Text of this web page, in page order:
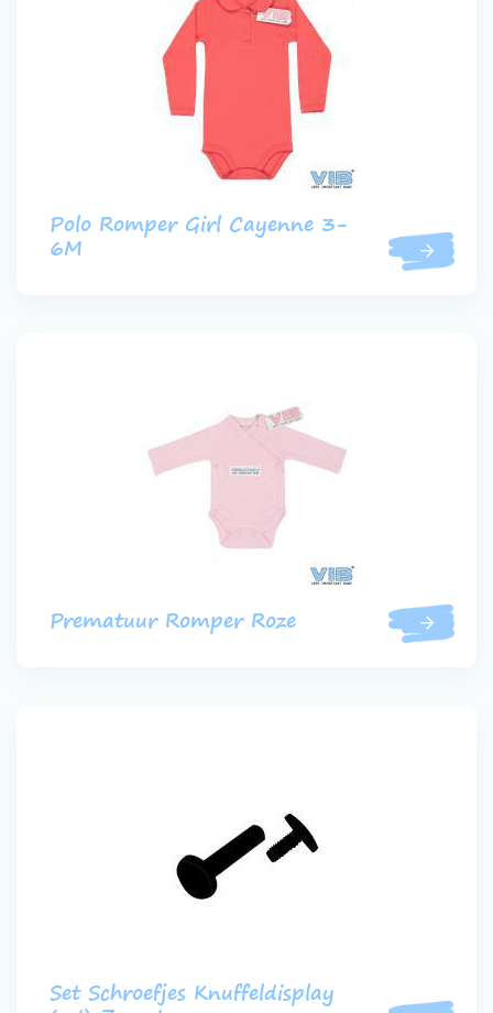
Polo Romper Girl Cayenne 3-
6M
Prematuur Romper Roze
Set Schroefjes Knuffeldisplay